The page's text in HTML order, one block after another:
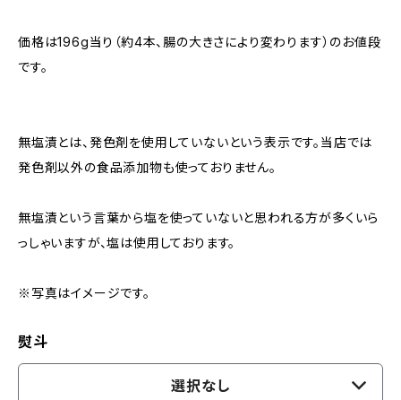
価格は196g当り（約4本、腸の大きさにより変わります）のお値段
です。
無塩漬とは、発色剤を使用していないという表示です。当店では
発色剤以外の食品添加物も使っておりません。
無塩漬という言葉から塩を使っていないと思われる方が多くいら
っしゃいますが、塩は使用しております。
※写真はイメージです。
熨斗
選択なし